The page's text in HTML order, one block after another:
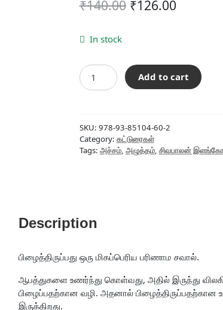
₹140.00 Original
₹140.00.
₹126.00Current
₹126.00.
In stock
அச்சம்,
பதற்றம்,
Add to cart
SKU: 978-93-85104-60-2
Category: கட்டுரைகள்
Tags: அச்சம், அழுத்தம், சிவபாலன்
Description
பிழைத்திருப்பது ஒரு மிகப்பெரிய பரிணாம சவால்.
ஆபத்துகளை உணர்ந்து கொள்வது, அதில் இருந்து
பிழைப்பதற்கான வழி. அதனால்
இருக்கிறது.